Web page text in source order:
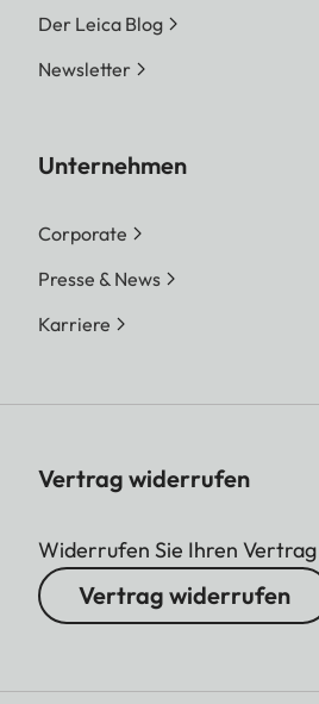
Der Leica Blog
Newsletter
Unternehmen
Corporate
Presse & News
Karriere
Vertrag widerrufen
Widerrufen Sie Ihren
Vertrag widerrufen